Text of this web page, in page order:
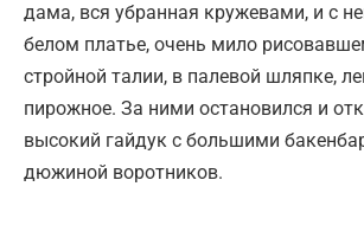
дама, вся убранная кружевами, и с
белом платье, очень мило
стройной талии, в палевой шляпке,
пирожное. За ними остановился и
высокий гайдук с большими
дюжиной воротников.